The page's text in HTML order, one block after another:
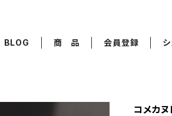
BLOG 商 品 会員登録
コメカ